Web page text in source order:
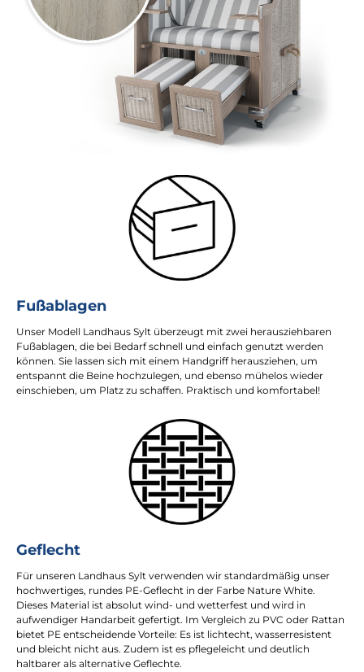
Fußablagen
Unser Modell Landhaus Sylt überzeugt mit zwei herausziehbaren
Fußablagen, die bei Bedarf schnell und einfach genutzt werden
können. Sie lassen sich mit einem Handgriff herausziehen, um
entspannt die Beine hochzulegen, und ebenso mühelos wieder
einschieben, um Platz zu schaffen. Praktisch und komfortabel!
Geflecht
Für unseren Landhaus Sylt verwenden wir standardmäßig unser
hochwertiges, rundes PE-Geflecht in der Farbe Nature White.
Dieses Material ist absolut wind- und wetterfest und wird in
aufwendiger Handarbeit gefertigt. Im Vergleich zu PVC oder Rattan
bietet PE entscheidende Vorteile: Es ist lichtecht, wasserresistent
und bleicht nicht aus. Zudem ist es pflegeleicht und deutlich
haltbarer als alternative Geflechte.